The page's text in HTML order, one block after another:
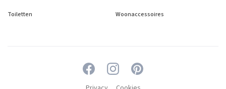
Toiletten Woonaccessoires